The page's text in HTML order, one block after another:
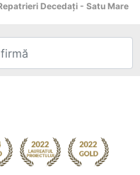
Decedați - Satu Mare